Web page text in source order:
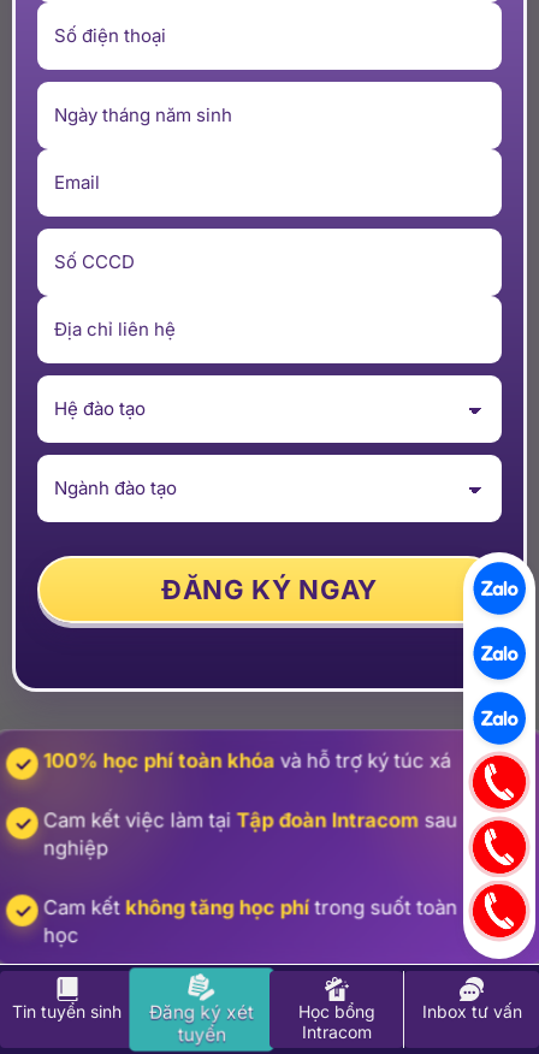
100% học phí toàn khóavà hỗ trợ ký túc xá
Tập đoàn Intracom sau khi tốt
nghiệp
Cam kết không tăng học phítrong suốt toàn khóa
học
Tin tuyển sinh
Đăng ký xét
tuyển
Học bổng
Intracom
Inbox tư vấn